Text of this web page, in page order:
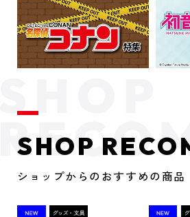
SHOP
ショップからのおすすめの商品